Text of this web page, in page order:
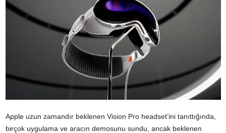
Apple uzun zamandır beklenen Vision Pro headset’ini tanıttığında,
birçok uygulama ve aracın demosunu sundu, ancak beklenen